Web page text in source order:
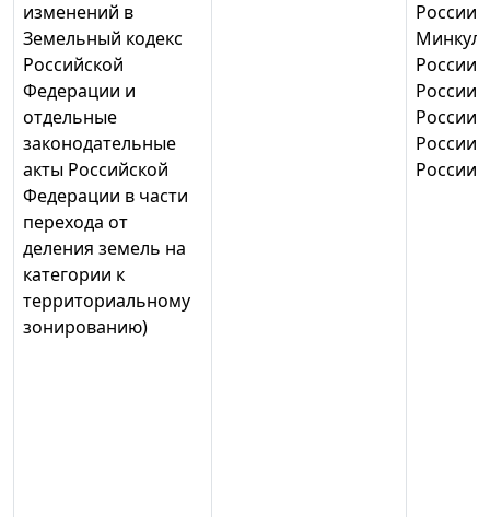
изменений в
Земельный кодекс
Российской
Федерации и
отдельные
законодательные
акты Российской
Федерации в части
перехода от
деления земель на
категории к
территориальному
зонированию)
России,
России,
России,
России